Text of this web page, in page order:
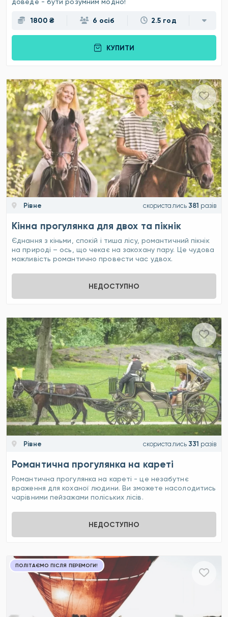
доведе - бути розумним модно!
1800 ₴ 6 осіб 2.5 год
КУПИТИ
Рівне скористались 381 разів
Кінна прогулянка для двох та пікнік
Єднання з кіньми, спокій і тиша лісу, романтичний пікнік
на природі – ось, що чекає на закохану пару. Це чудова
можливість романтично провести час удвох.
НЕДОСТУПНО
Рівне скористались 331 разів
Романтична прогулянка на кареті
Романтична прогулянка на кареті - це незабутнє
враження для коханої людини. Ви зможете насолодитись
чарівними пейзажами поліських лісів.
НЕДОСТУПНО
ПОЛІТАЄМО ПІСЛЯ ПЕРЕМОГИ!